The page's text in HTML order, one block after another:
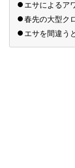
エサによるア
春先の大型ク
エサを間違う